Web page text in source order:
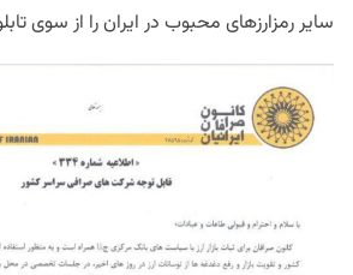
سایر رمزارزهای محبوب در ایران را از سوی